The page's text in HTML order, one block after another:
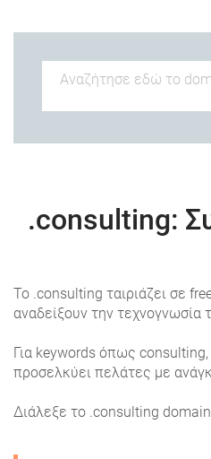
.consulting:
Το .consulting ταιριάζει σε
αναδείξουν την τεχνογνωσία
Για keywords όπως consulting,
προσελκύει πελάτες με
Διάλεξε το .consulting